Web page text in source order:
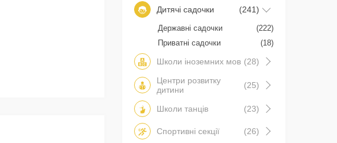
Дитячі садочки (241)
Державні садочки
(222)
Приватні садочки
(18)
Школи іноземних мов (28)
Центри розвитку
дитини
(25)
Школи танців (23)
Спортивні секції (26)